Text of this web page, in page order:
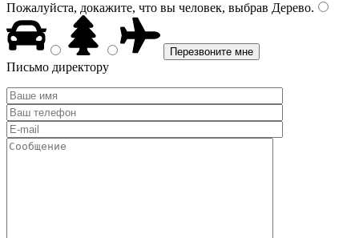
Пожалуйста, докажите, что вы человек, выбрав Дерево.
Письмо директору